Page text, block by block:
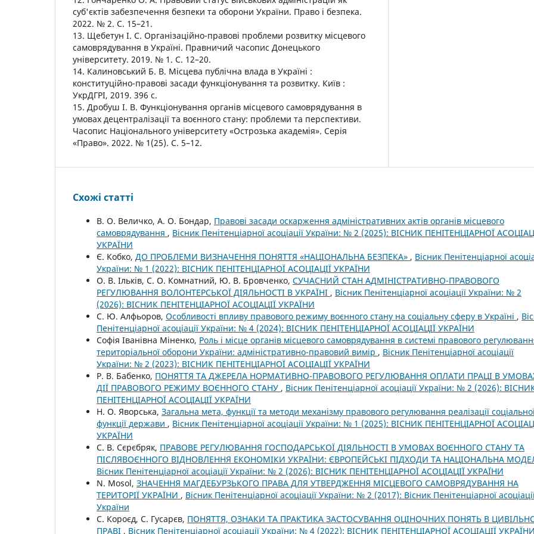
суб'єктів забезпечення безпеки та оборони України. Право і безпека.
2022. № 2. С. 15–21.
13. Щебетун І. С. Організаційно-правові проблеми розвитку місцевого
самоврядування в Україні. Правничий часопис Донецького
університету. 2019. № 1. С. 12–20.
14. Калиновський Б. В. Місцева публічна влада в Україні :
конституційно-правові засади функціонування та розвитку. Київ :
УкрДГРІ, 2019. 396 с.
15. Дробуш І. В. Функціонування органів місцевого самоврядування в
умовах децентралізації та воєнного стану: проблеми та перспективи.
Часопис Національного університету «Острозька академія». Серія
«Право». 2022. № 1(25). С. 5–12.
Схожі статті
В. О. Величко, А. О. Бондар, Правові засади оскарження адміністративних актів органів місцевого
самоврядування , Вісник Пенітенціарної асоціації України: № 2 (2025): ВІСНИК ПЕНІТЕНЦІАРНОЇ
УКРАЇНИ
Є. Кобко, ДО ПРОБЛЕМИ ВИЗНАЧЕННЯ ПОНЯТТЯ «НАЦІОНАЛЬНА БЕЗПЕКА» , Вісник Пенітенціарної
України: № 1 (2022): ВІСНИК ПЕНІТЕНЦІАРНОЇ АСОЦІАЦІЇ УКРАЇНИ
О. В. Ільків, С. О. Комнатний, Ю. В. Бровченко, СУЧАСНИЙ СТАН АДМІНІСТРАТИВНО-ПРАВОВОГО
РЕГУЛЮВАННЯ ВОЛОНТЕРСЬКОЇ ДІЯЛЬНОСТІ В УКРАЇНІ , Вісник Пенітенціарної асоціації України: № 2
(2026): ВІСНИК ПЕНІТЕНЦІАРНОЇ АСОЦІАЦІЇ УКРАЇНИ
С. Ю. Алфьоров, Особливості впливу правового режиму воєнного стану на соціальну сферу в Україні ,
Пенітенціарної асоціації України: № 4 (2024): ВІСНИК ПЕНІТЕНЦІАРНОЇ АСОЦІАЦІЇ УКРАЇНИ
Софія Іванівна Міненко, Роль і місце органів місцевого самоврядування в системі правового
територіальної оборони України: адміністративно-правовий вимір , Вісник Пенітенціарної асоціації
України: № 2 (2023): ВІСНИК ПЕНІТЕНЦІАРНОЇ АСОЦІАЦІЇ УКРАЇНИ
Р. В. Бабенко, ПОНЯТТЯ ТА ДЖЕРЕЛА НОРМАТИВНО-ПРАВОВОГО РЕГУЛЮВАННЯ ОПЛАТИ ПРАЦІ В
ДІЇ ПРАВОВОГО РЕЖИМУ ВОЄННОГО СТАНУ , Вісник Пенітенціарної асоціації України: № 2 (2026):
ПЕНІТЕНЦІАРНОЇ АСОЦІАЦІЇ УКРАЇНИ
Н. О. Яворська, Загальна мета, функції та методи механізму правового регулювання реалізації
функції держави , Вісник Пенітенціарної асоціації України: № 1 (2025): ВІСНИК ПЕНІТЕНЦІАРНОЇ
УКРАЇНИ
С. В. Сєрєбряк, ПРАВОВЕ РЕГУЛЮВАННЯ ГОСПОДАРСЬКОЇ ДІЯЛЬНОСТІ В УМОВАХ ВОЄННОГО СТАНУ ТА
ПІСЛЯВОЄННОГО ВІДНОВЛЕННЯ ЕКОНОМІКИ УКРАЇНИ: ЄВРОПЕЙСЬКІ ПІДХОДИ ТА НАЦІОНАЛЬНА
Вісник Пенітенціарної асоціації України: № 2 (2026): ВІСНИК ПЕНІТЕНЦІАРНОЇ АСОЦІАЦІЇ УКРАЇНИ
N. Mosol, ЗНАЧЕННЯ МАГДЕБУРЗЬКОГО ПРАВА ДЛЯ УТВЕРДЖЕННЯ МІСЦЕВОГО САМОВРЯДУВАННЯ НА
ТЕРИТОРІЇ УКРАЇНИ , Вісник Пенітенціарної асоціації України: № 2 (2017): Вісник Пенітенціарної
України
С. Короєд, С. Гусарєв, ПОНЯТТЯ, ОЗНАКИ ТА ПРАКТИКА ЗАСТОСУВАННЯ ОЦІНОЧНИХ ПОНЯТЬ В
ПРАВІ , Вісник Пенітенціарної асоціації України: № 4 (2022): ВІСНИК ПЕНІТЕНЦІАРНОЇ АСОЦІАЦІЇ УКРАЇНИ